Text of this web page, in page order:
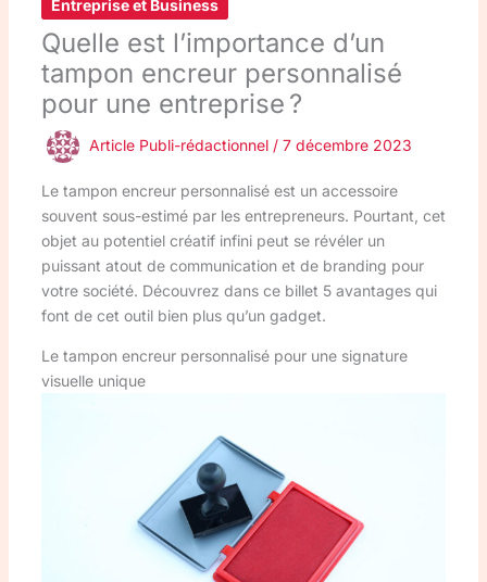
Entreprise et Business
Quelle est l’importance d’un
tampon encreur personnalisé
pour une entreprise ?
Article Publi-rédactionnel / 7 décembre 2023
Le tampon encreur personnalisé est un accessoire
souvent sous-estimé par les entrepreneurs. Pourtant, cet
objet au potentiel créatif infini peut se révéler un
puissant atout de communication et de branding pour
votre société. Découvrez dans ce billet 5 avantages qui
font de cet outil bien plus qu’un gadget.
Le tampon encreur personnalisé pour une signature
visuelle unique